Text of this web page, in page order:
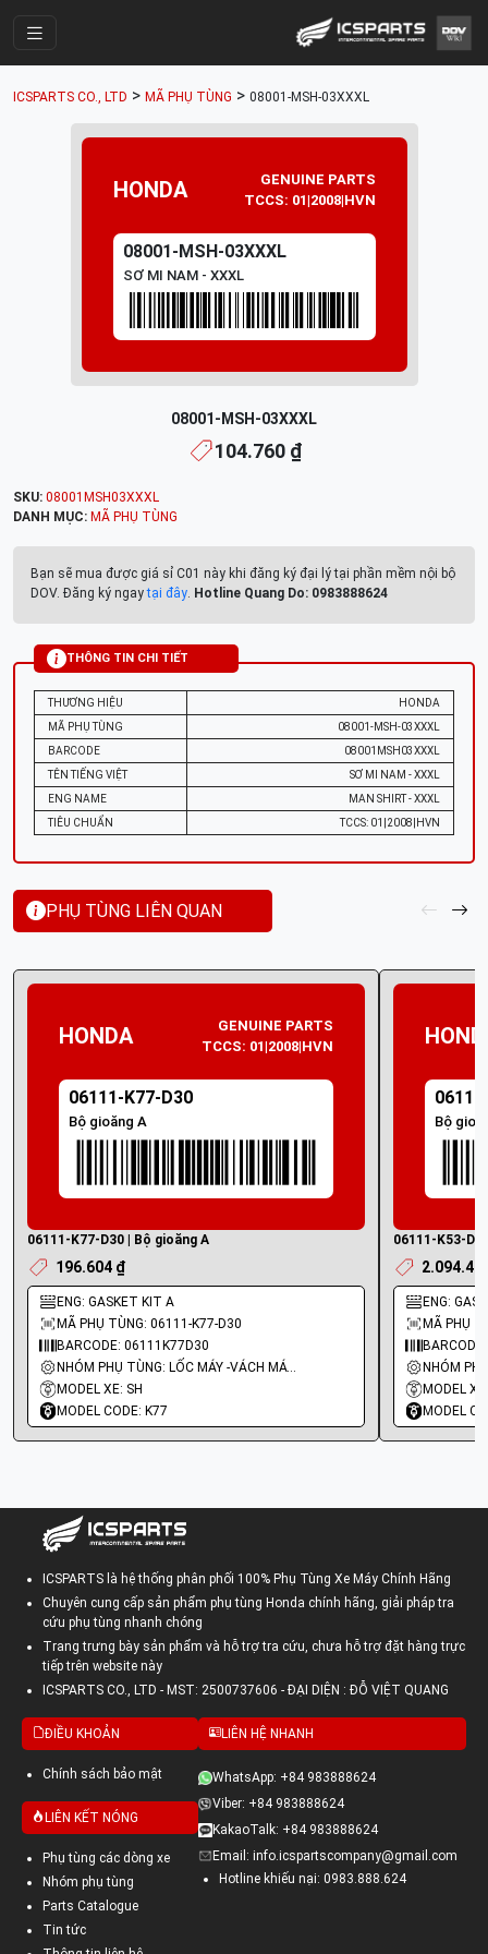
Mã Phụ Tùng
Nhóm Phụ Tùng
Tài khoản
ICSPARTS CO., LTD > MÃ PHỤ TÙNG > 08001-MSH-03XXXL
HONDA
GENUINE PARTS
TCCS: 01|2008|HVN
08001-MSH-03XXXL
SƠ MI NAM - XXXL
08001-MSH-03XXXL
104.760 ₫
SKU: 08001MSH03XXXL
DANH MỤC: MÃ PHỤ TÙNG
Bạn sẽ mua được giá sỉ C01 này khi đăng ký đại lý tại phần mềm nội bộ
DOV. Đăng ký ngaytại đây. Hotline Quang Do: 0983888624
THÔNG TIN CHI TIẾT
THƯƠNG HIỆU
HONDA
MÃ PHỤ TÙNG
08001-MSH-03XXXL
BARCODE
08001MSH03XXXL
TÊN TIẾNG VIỆT
SƠ MI NAM - XXXL
ENG NAME
MAN SHIRT - XXXL
TIÊU CHUẨN
TCCS: 01|2008|HVN
PHỤ TÙNG LIÊN QUAN
HONDA
GENUINE PARTS
TCCS: 01|2008|HVN
06111-K77-D30
Bộ gioăng A
06111-K77-D30 | Bộ gioăng A
196.604 ₫
ENG: GASKET KIT A
MÃ PHỤ TÙNG: 06111-K77-D30
BARCODE: 06111K77D30
NHÓM PHỤ TÙNG: LỐC MÁY -VÁCH MÁY - GIOĂNG MÁY
MODEL XE: SH
MODEL CODE: K77
Bộ
06111-K53-
ENG:
MÃ PHỤ
MODEL
MODEL
ICSPARTS là hệ thống phân phối 100% Phụ Tùng Xe Máy Chính Hãng
Chuyên cung cấp sản phẩm phụ tùng Honda chính hãng, giải pháp tra
cứu phụ tùng nhanh chóng
Trang trưng bày sản phẩm và hỗ trợ tra cứu, chưa hỗ trợ đặt hàng trực
tiếp trên website này
ICSPARTS CO., LTD - MST: 2500737606 - ĐẠI DIỆN : ĐỖ VIỆT QUANG
ĐIỀU KHOẢN
Chính sách bảo mật
LIÊN KẾT NÓNG
Phụ tùng các dòng xe
Nhóm phụ tùng
Parts Catalogue
Tin tức
LIÊN HỆ NHANH
WhatsApp: +84 983888624
Viber: +84 983888624
KakaoTalk: +84 983888624
Email: info.icspartscompany@gmail.com
Hotline khiếu nại: 0983.888.624